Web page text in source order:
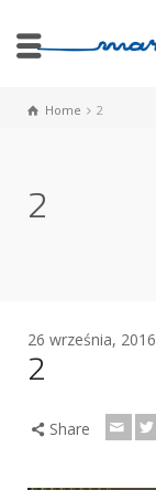
Home 2
2
26 września, 2016
2
Share